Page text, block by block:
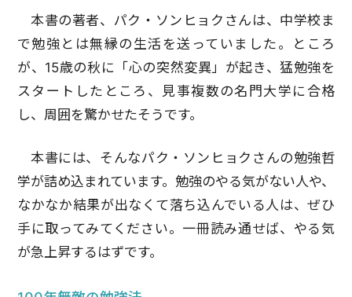
本書の著者、パク・ソンヒョクさんは、中学校ま
で勉強とは無縁の生活を送っていました。ところ
が、15歳の秋に「心の突然変異」が起き、猛勉強を
スタートしたところ、見事複数の名門大学に合格
し、周囲を驚かせたそうです。
本書には、そんなパク・ソンヒョクさんの勉強哲
学が詰め込まれています。勉強のやる気がない人や、
なかなか結果が出なくて落ち込んでいる人は、ぜひ
手に取ってみてください。一冊読み通せば、やる気
が急上昇するはずです。